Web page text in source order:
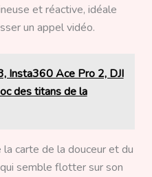
et réactive, idéale
un appel vidéo.
Insta360 Ace Pro 2, DJI
des titans de la
la carte de la douceur et du
semble flotter sur son